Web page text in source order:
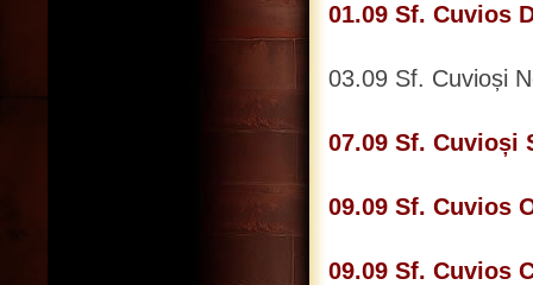
01.09 Sf. Cuvios
03.09 Sf. Cuvioși
07.09 Sf. Cuvioși
09.09 Sf. Cuvios
09.09 Sf. Cuvios